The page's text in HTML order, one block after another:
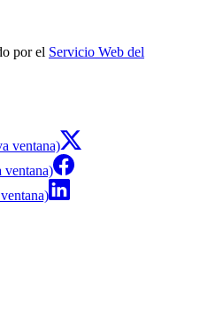
por el Servicio Web del
ventana)
ventana)